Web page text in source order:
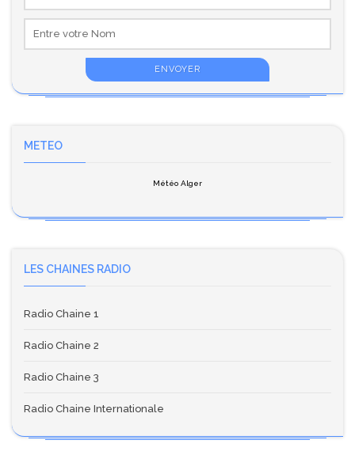
METEO
Météo Alger
LES CHAINES RADIO
Radio Chaine 1
Radio Chaine 2
Radio Chaine 3
Radio Chaine Internationale